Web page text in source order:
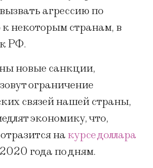
агрессию по
некоторым странам, в
РФ.
новые санкции,
ограничение
связей нашей страны,
экономику, что,
на курсе доллара
года по дням.